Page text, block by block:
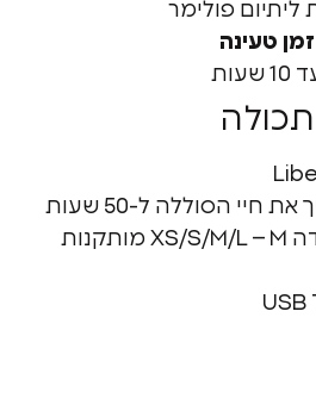
ל-50 שעות
✓ מתאמי סיליקון במידה XS/S/M/L – M מותקנות